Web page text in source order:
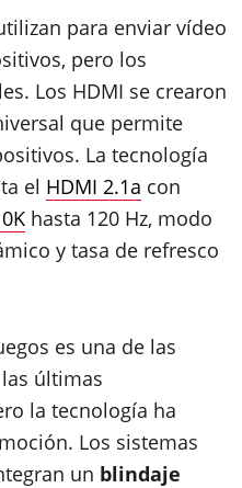
para enviar vídeo
pero los
Los HDMI se crearon
que permite
La tecnología
el HDMI 2.1a con
hasta 120 Hz, modo
y tasa de refresco
es una de las
últimas
la tecnología ha
Los sistemas
un blindaje